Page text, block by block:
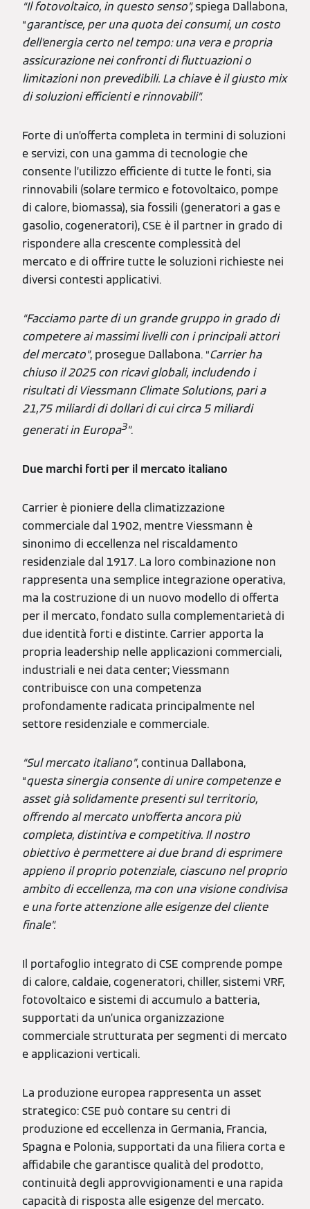
“Il fotovoltaico, in questo senso”,spiega Dallabona,
“garantisce, per una quota dei consumi, un costo
dell’energia certo nel tempo: una vera e propria
assicurazione nei confronti di fluttuazioni o
limitazioni non prevedibili. La chiave è il giusto mix
di soluzioni efficienti e rinnovabili”.
Forte di un’offerta completa in termini di soluzioni
e servizi, con una gamma di tecnologie che
consente l’utilizzo efficiente di tutte le fonti, sia
rinnovabili (solare termico e fotovoltaico, pompe
di calore, biomassa), sia fossili (generatori a gas e
gasolio, cogeneratori), CSE è il partner in grado di
rispondere alla crescente complessità del
mercato e di offrire tutte le soluzioni richieste nei
diversi contesti applicativi.
“Facciamo parte di un grande gruppo in grado di
competere ai massimi livelli con i principali attori
del mercato”, prosegue Dallabona. “Carrier ha
chiuso il 2025 con ricavi globali, includendo i
risultati di Viessmann Climate Solutions, pari a
21,75 miliardi di dollari di cui circa 5 miliardi
generati in Europa3”.
Due marchi forti per il mercato italiano
Carrier è pioniere della climatizzazione
commerciale dal 1902, mentre Viessmann è
sinonimo di eccellenza nel riscaldamento
residenziale dal 1917. La loro combinazione non
rappresenta una semplice integrazione operativa,
ma la costruzione di un nuovo modello di offerta
per il mercato, fondato sulla complementarietà di
due identità forti e distinte. Carrier apporta la
propria leadership nelle applicazioni commerciali,
industriali e nei data center; Viessmann
contribuisce con una competenza
profondamente radicata principalmente nel
settore residenziale e commerciale.
“Sul mercato italiano”, continua Dallabona,
“questa sinergia consente di unire competenze e
asset già solidamente presenti sul territorio,
offrendo al mercato un’offerta ancora più
completa, distintiva e competitiva. Il nostro
obiettivo è permettere ai due brand di esprimere
appieno il proprio potenziale, ciascuno nel proprio
ambito di eccellenza, ma con una visione condivisa
e una forte attenzione alle esigenze del cliente
finale”.
Il portafoglio integrato di CSE comprende pompe
di calore, caldaie, cogeneratori, chiller, sistemi VRF,
fotovoltaico e sistemi di accumulo a batteria,
supportati da un’unica organizzazione
commerciale strutturata per segmenti di mercato
e applicazioni verticali.
La produzione europea rappresenta un asset
strategico: CSE può contare su centri di
produzione ed eccellenza in Germania, Francia,
Spagna e Polonia, supportati da una filiera corta e
affidabile che garantisce qualità del prodotto,
continuità degli approvvigionamenti e una rapida
capacità di risposta alle esigenze del mercato.